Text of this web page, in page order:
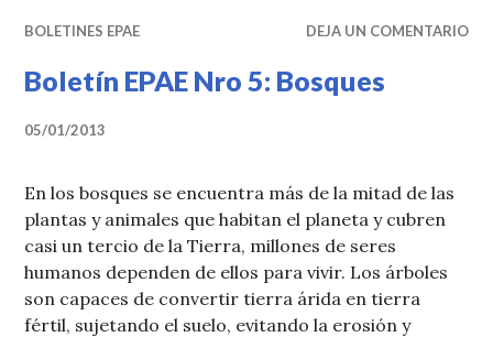
BOLETINES EPAE DEJA UN COMENTARIO
Boletín EPAE Nro 5: Bosques
05/01/2013
En los bosques se encuentra más de la mitad de las
plantas y animales que habitan el planeta y cubren
casi un tercio de la Tierra, millones de seres
humanos dependen de ellos para vivir. Los árboles
son capaces de convertir tierra árida en tierra
fértil, sujetando el suelo, evitando la erosión y